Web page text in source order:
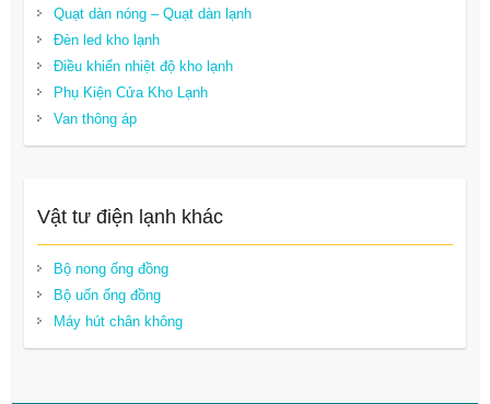
Quạt dàn nóng – Quạt dàn lạnh
Đèn led kho lạnh
Điều khiển nhiệt độ kho lạnh
Phụ Kiện Cửa Kho Lạnh
Van thông áp
Vật tư điện lạnh khác
Bộ nong ống đồng
Bộ uốn ống đồng
Máy hút chân không